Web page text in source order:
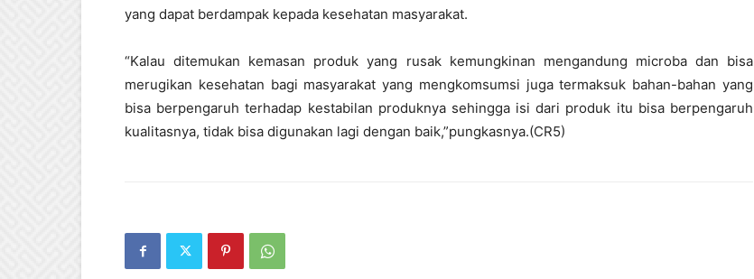
yang dapat berdampak kepada kesehatan masyarakat.
“Kalau ditemukan kemasan produk yang rusak kemungkinan mengandung microba dan bisa
merugikan kesehatan bagi masyarakat yang mengkomsumsi juga termaksuk bahan-bahan yang
bisa berpengaruh terhadap kestabilan produknya sehingga isi dari produk itu bisa berpengaruh
kualitasnya, tidak bisa digunakan lagi dengan baik,”pungkasnya.(CR5)